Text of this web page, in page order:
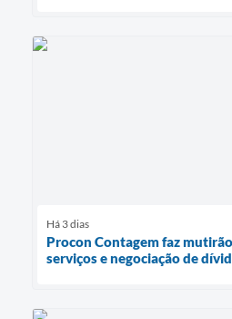
Há 3 dias
Procon Contagem faz
serviços e negociação de